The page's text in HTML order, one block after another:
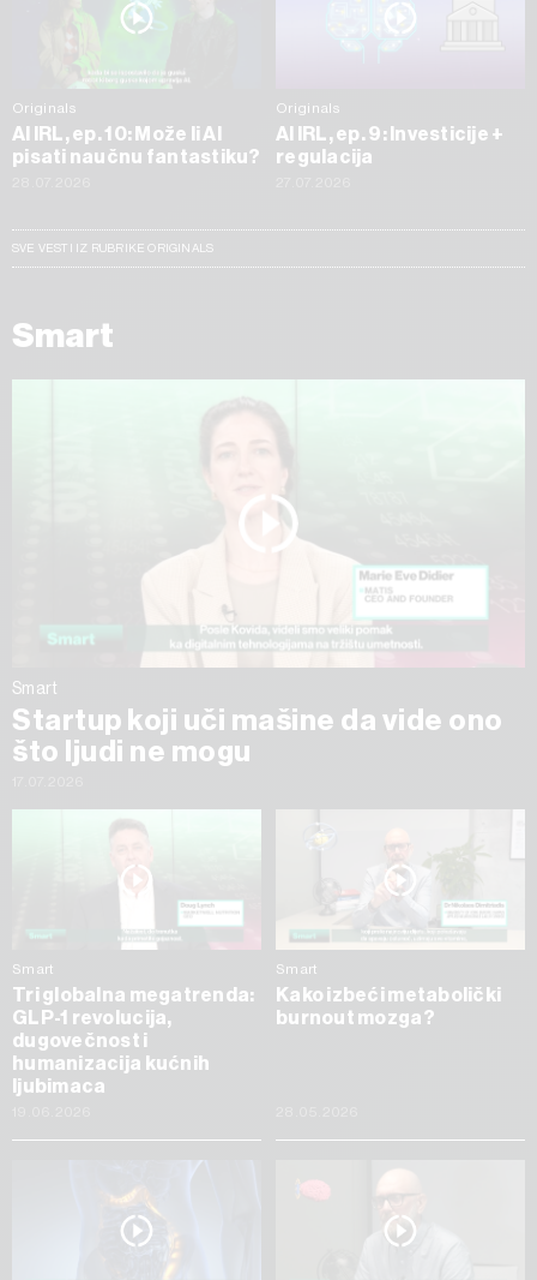
Originals
AI IRL, ep. 10: Može li AI
pisati naučnu fantastiku?
Originals
AI IRL, ep. 9: Investicije +
regulacija
SVE VESTI IZ RUBRIKE ORIGINALS
Smart
Smart
Startup koji uči mašine da vide ono
što ljudi ne mogu
Smart
Tri globalna megatrenda:
GLP-1 revolucija,
dugovečnost i
humanizacija kućnih
ljubimaca
Smart
Kako izbeći metabolički
burnout mozga?